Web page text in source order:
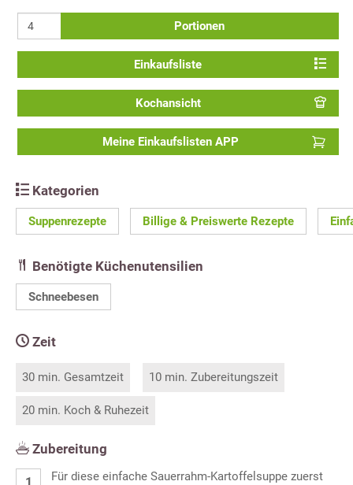
Portionen
Einkaufsliste
Kochansicht
Meine Einkaufslisten APP
Kategorien
Suppenrezepte Billige & Preiswerte Rezepte
Benötigte Küchenutensilien
Schneebesen
Zeit
30 min. Gesamtzeit 10 min. Zubereitungszeit
20 min. Koch & Ruhezeit
Zubereitung
Für diese einfache Sauerrahm-Kartoffelsuppe zuerst